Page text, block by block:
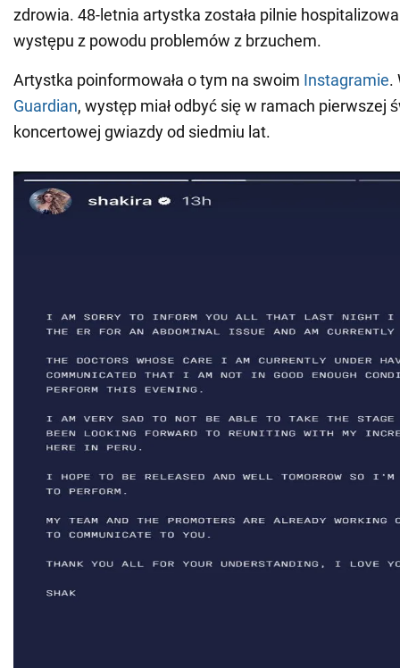
zdrowia. 48-letnia artystka została pilnie
występu z powodu problemów z brzuchem.
Artystka poinformowała o tym na swoim Instagramie.
Guardian, występ miał odbyć się w ramach pierwszej
koncertowej gwiazdy od siedmiu lat.